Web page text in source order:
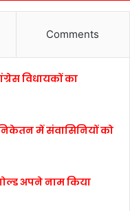
Comments
विधायकों का
निकेतन में संवासिनियों को
अपने नाम किया